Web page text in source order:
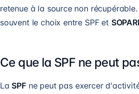
retenue à la source non
souvent le choix entre SPF et
Ce que la SPF ne peut
LaSPFne peut pas exercer